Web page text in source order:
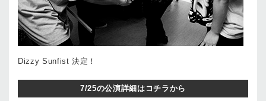
Dizzy Sunfist 決定！
7/25の公演詳細はコチラから